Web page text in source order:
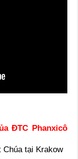
ĐTC Phanxicô
Chúa tại Krakow